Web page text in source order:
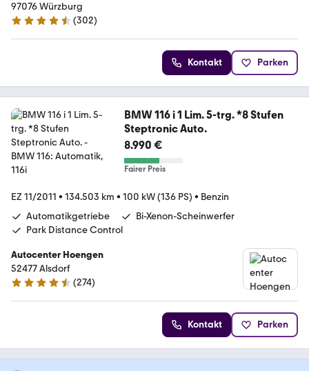
97076 Würzburg
4.5 Sterne
(302)
Kontakt Parken
BMW 116 i 1 Lim. 5-trg. *8 Stufen
Steptronic Auto.
8.990 €
Fairer Preis
EZ 11/2011 • 134.503 km • 100 kW (136 PS) • Benzin
Automatikgetriebe
Bi-Xenon-Scheinwerfer
Park Distance Control
Autocenter Hoengen
52477 Alsdorf
4.5 Sterne
(274)
Kontakt Parken